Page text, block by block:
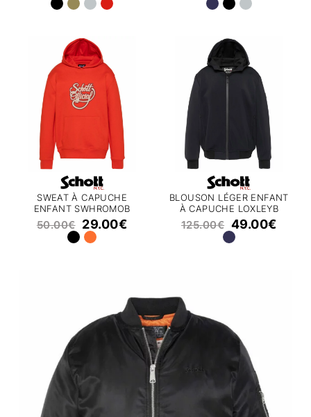
SWEAT À CAPUCHE
ENFANT SWHROMOB
SCHOTT
50.00€ 29.00€
BLOUSON LÉGER ENFANT
À CAPUCHE LOXLEYB
SCHOTT
125.00€ 49.00€